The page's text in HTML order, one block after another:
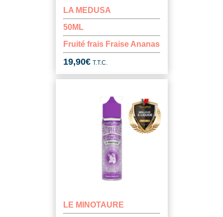
LA MEDUSA
50ML
Fruité frais Fraise Ananas
19,90€ T.T.C.
LE MINOTAURE